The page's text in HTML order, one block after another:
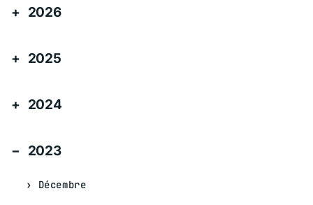
2026
2025
2024
2023
Décembre